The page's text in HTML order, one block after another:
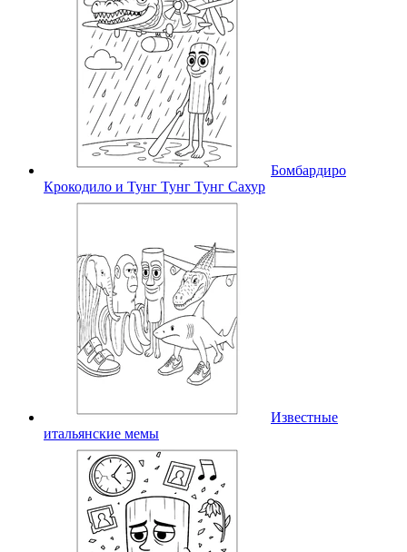
Бомбардиро
Крокодило и Тунг Тунг Тунг Сахур
Известные
итальянские мемы